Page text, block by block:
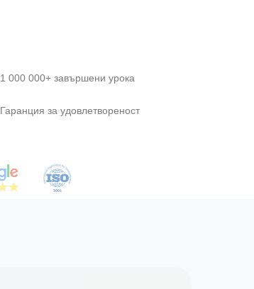
1 000 000+ завършени урока
Гаранция за удовлетвореност